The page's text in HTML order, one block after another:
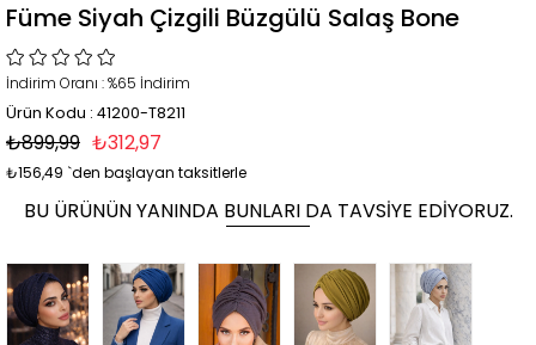
Füme Siyah Çizgili Büzgülü Salaş Bone
İndirim Oranı :%65 İndirim
Ürün Kodu : 41200-T8211
₺899,99 ₺312,97
₺156,49 `den başlayan taksitlerle
BU ÜRÜNÜN YANINDA BUNLARI DA TAVSIYE EDIYORUZ.